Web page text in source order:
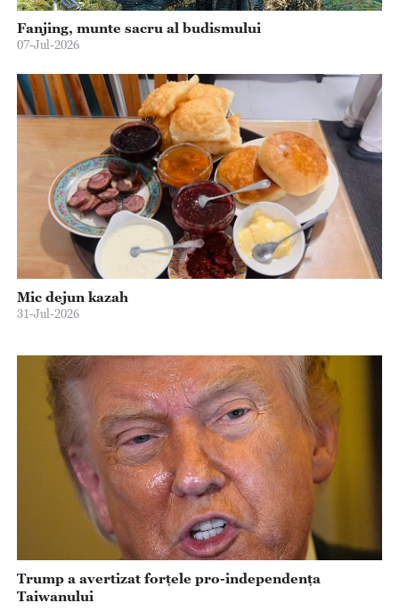
Fanjing, munte sacru al budismului
07-Jul-2026
Mic dejun kazah
31-Jul-2026
Trump a avertizat forțele pro-independența
Taiwanului